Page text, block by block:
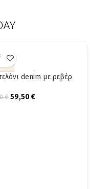
denim με ρεβέρ
€ 59,50 €